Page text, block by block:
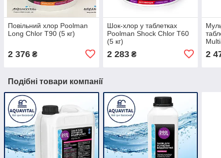
Повільний хлор Poolman
Long Chlor T90 (5 кг)
2 376 ₴
Шок-хлор у таблетках
Poolman Shock Chlor T60
(5 кг)
2 283₴ 2
Подібні товари компанії